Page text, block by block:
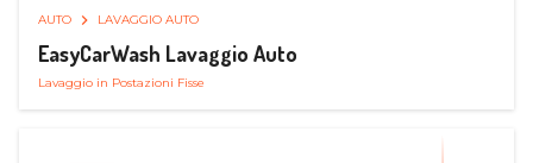
AUTO LAVAGGIO AUTO
EasyCarWash Lavaggio Auto
Lavaggio in Postazioni Fisse